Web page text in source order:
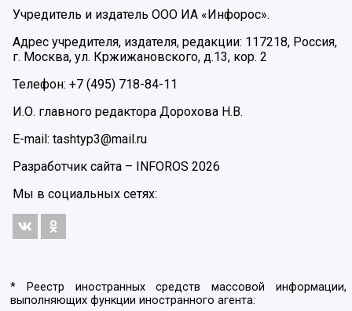
Учредитель и издатель ООО ИА «Инфорос».
Адрес учредителя, издателя, редакции: 117218, Россия,
г. Москва, ул. Кржижановского, д.13, кор. 2
Телефон: +7 (495) 718-84-11
И.О. главного редактора Дорохова Н.В.
E-mail: tashtyp3@mail.ru
Разработчик сайта – INFOROS 2026
Мы в социальных сетях:
* Реестр иностранных средств массовой информации,
выполняющих функции иностранного агента: